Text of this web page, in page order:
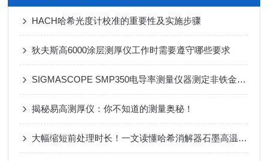
HACH哈希光度计校准的重要性及实施步骤
狄夫斯高6000涂层测厚仪工作时需要遵守哪些要求
SIGMASCOPE SMP350电导率测量仪器测定非铁金属的电导率
揭秘易高测厚仪：你不知道的测量奥秘！
大幅缩短前处理时长！一文读懂哈希消解器石墨高温消解原理